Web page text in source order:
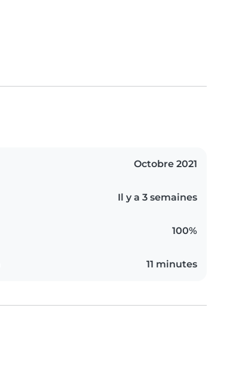
Octobre 2021
Il y a 3 semaines
100%
11 minutes